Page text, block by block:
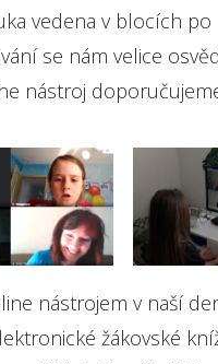
vedena v blocích
se nám velice
nástroj
nástrojem v naší
žákovské